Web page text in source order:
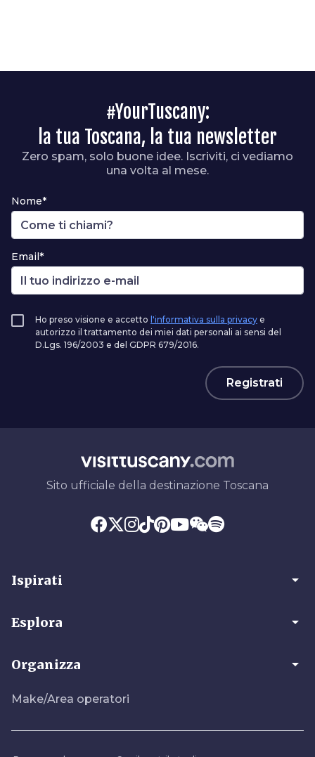
#YourTuscany:
la tua Toscana, la tua newsletter
Zero spam, solo buone idee. Iscriviti, ci vediamo
una volta al mese.
Nome*
Email*
Ho preso visione e accetto l'informativa sulla privacy e
autorizzo il trattamento dei miei dati personali ai sensi del
D.Lgs. 196/2003 e del GDPR 679/2016.
Registrati
Sito ufficiale della destinazione Toscana
Ispirati arrow_drop_down
Esplora arrow_drop_down
Organizza arrow_drop_down
Make/Area operatori